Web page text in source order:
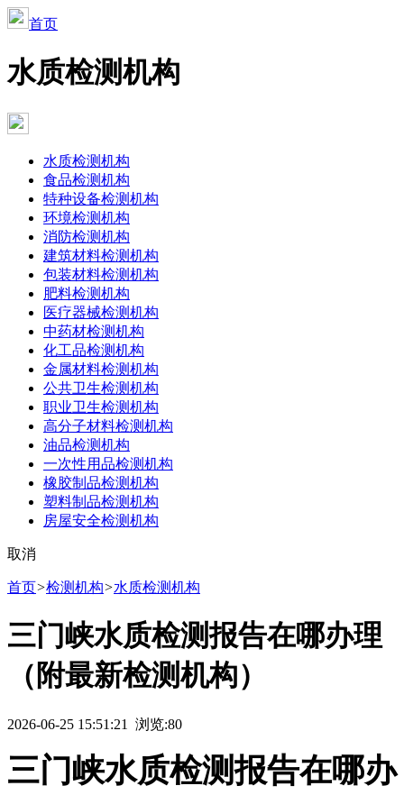
首页
水质检测机构
水质检测机构
食品检测机构
特种设备检测机构
环境检测机构
消防检测机构
建筑材料检测机构
包装材料检测机构
肥料检测机构
医疗器械检测机构
中药材检测机构
化工品检测机构
金属材料检测机构
公共卫生检测机构
职业卫生检测机构
高分子材料检测机构
油品检测机构
一次性用品检测机构
橡胶制品检测机构
塑料制品检测机构
房屋安全检测机构
取消
首页>检测机构>水质检测机构
三门峡水质检测报告在哪办理
（附最新检测机构）
2026-06-25 15:51:21 浏览:80
三门峡水质检测报告在哪办